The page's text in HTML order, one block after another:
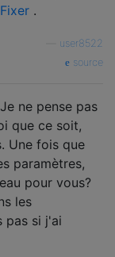
.
user8522
source
ne pense pas
que ce soit,
Une fois que
paramètres,
pour vous?
les
pas si j'ai